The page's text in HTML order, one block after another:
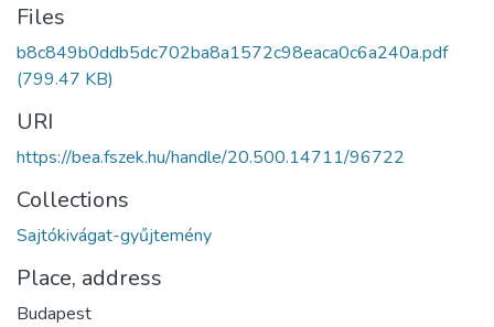
Files
b8c849b0ddb5dc702ba8a1572c98eaca0c6a240a.pdf
(799.47 KB)
URI
https://bea.fszek.hu/handle/20.500.14711/96722
Collections
Sajtókivágat-gyűjtemény
Place, address
Budapest